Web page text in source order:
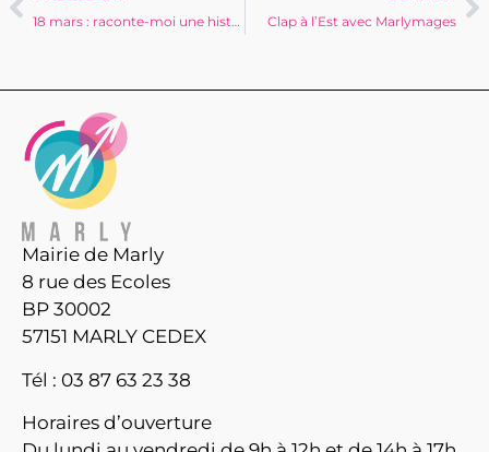
18 mars : raconte-moi une histoire à la bibliothèque municipale Clap à l’Est avec Marlymages
Mairie de Marly
8 rue des Ecoles
BP 30002
57151 MARLY CEDEX
Tél : 03 87 63 23 38
Horaires d’ouverture